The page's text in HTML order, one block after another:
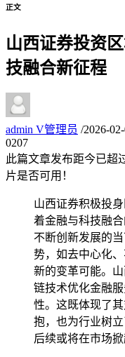
正文
山西证券投资
技融合新征程
admin V管理员 /2026-
0207
此篇文章发布距今已超
片是否可用！
山西证券积极投
着金融与科技融
不断创新发展的
势，如去中心化
新的变革可能。
链技术优化金融
性。这既体现了
抱，也为行业树
后续或将在市场掀